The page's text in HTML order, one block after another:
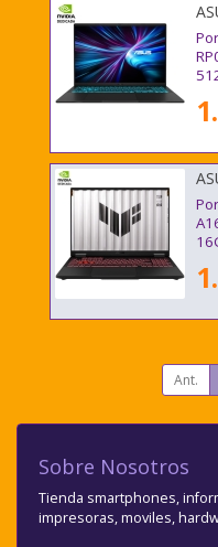
Ant.
Sobre Nosotros
Tienda smartphones,
impresoras, moviles,